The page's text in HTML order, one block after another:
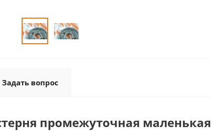
Задать вопрос
промежуточная маленькая